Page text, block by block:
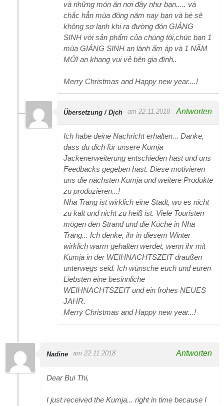
và những món ăn nơi đây như bạn..... và
chắc hẳn mùa đông năm nay bạn và bé sẽ
không sợ lạnh khi ra đường đón GIÁNG
SINH với sản phẩm của chúng tôi,chúc bạn 1
mùa GIÁNG SINH an lành ấm áp và 1 NĂM
MỚI an khang vui vẻ bên gia đình..
Merry Christmas and Happy new year....!
Übersetzung / Dịch am 22.11.2018 Antworten
Ich habe deine Nachricht erhalten... Danke,
dass du dich für unsere Kumja
Jackenerweiterung entschieden hast und uns
Feedbacks gegeben hast. Diese motivieren
uns die nächsten Kumja und weitere Produkte
zu produzieren...!
Nha Trang ist wirklich eine Stadt, wo es nicht
zu kalt und nicht zu heiß ist. Viele Touristen
mögen den Strand und die Küche in Nha
Trang... Ich denke, ihr in diesem Winter
wirklich warm gehalten werdet, wenn ihr mit
Kumja in der WEIHNACHTSZEIT draußen
unterwegs seid. Ich wünsche euch und euren
Liebsten eine besinnliche
WEIHNACHTSZEIT und ein frohes NEUES
JAHR.
Merry Christmas and Happy new year...!
Nadine am 22.11.2018 Antworten
Dear Bui Thi,
I just received the Kumja... right in time because I